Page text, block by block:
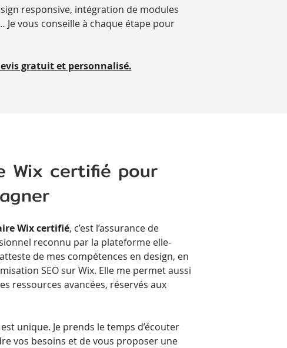
responsive, intégration de modules
vous conseille à chaque étape pour
gratuit et personnalisé.
Wix certifié pour
Wix certifié, c’est l’assurance de
reconnu par la plateforme elle-
de mes compétences en design, en
SEO sur Wix. Elle me permet aussi
ressources avancées, réservés aux
unique. Je prends le temps d’écouter
vos besoins et de vous proposer une